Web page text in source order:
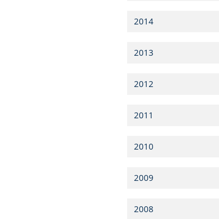
2014
2013
2012
2011
2010
2009
2008